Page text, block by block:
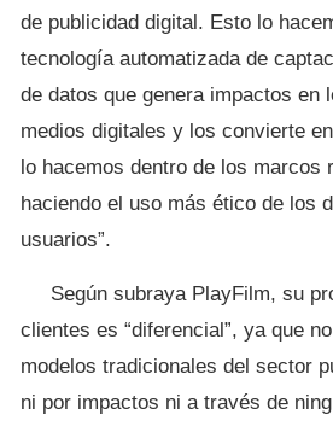
de publicidad digital. Esto lo
tecnología automatizada de
de datos que genera impactos en
medios digitales y los convierte
lo hacemos dentro de los marcos
haciendo el uso más ético de los
usuarios”.
Según subraya PlayFilm, su
clientes es “diferencial”, ya que
modelos tradicionales del sector
ni por impactos ni a través de